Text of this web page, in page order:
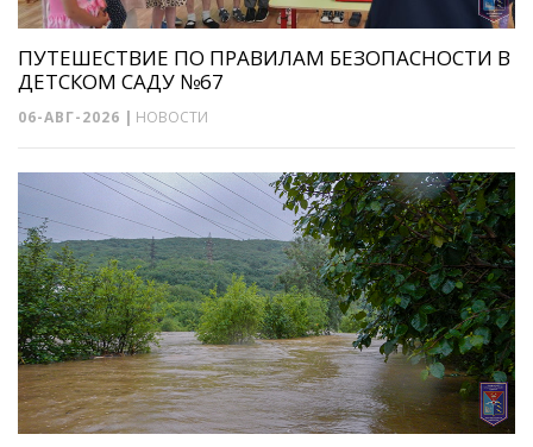
ПУТЕШЕСТВИЕ ПО ПРАВИЛАМ БЕЗОПАСНОСТИ В
ДЕТСКОМ САДУ №67
06-АВГ-2026 | НОВОСТИ